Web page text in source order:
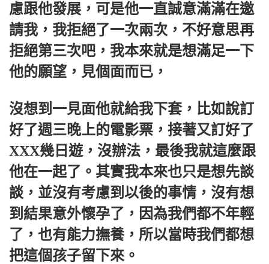
慮跟他發展，可是他一直誠意滿滿在邀
請我，我拒絕了一次兩次，不好意思再
拒絕第三次吧，我本來就是想滿足一下
他的願望，見個面而已，
沒想到一見面他就給我下套，比如說訂
好了週三晚上的電影票，接著又訂好了
XXX幾日遊，沒辦法，最後我就這麼跟
他在一起了。其實我本來也只是想先談
談，並沒有考慮到以後的事情，沒有想
到結果意外懷孕了，因為我們都不年輕
了，也有能力撫養，所以當時我們都想
把這個孩子留下來。